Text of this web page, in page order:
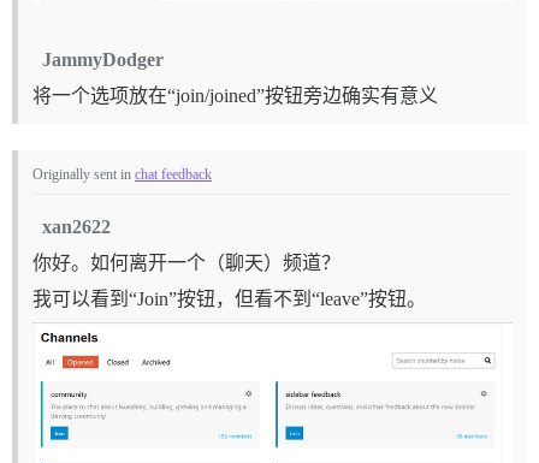
JammyDodger
将一个选项放在“join/joined”按钮旁边确实有意义
Originally sent in chat feedback
xan2622
你好。如何离开一个（聊天）频道？
我可以看到“Join”按钮，但看不到“leave”按钮。